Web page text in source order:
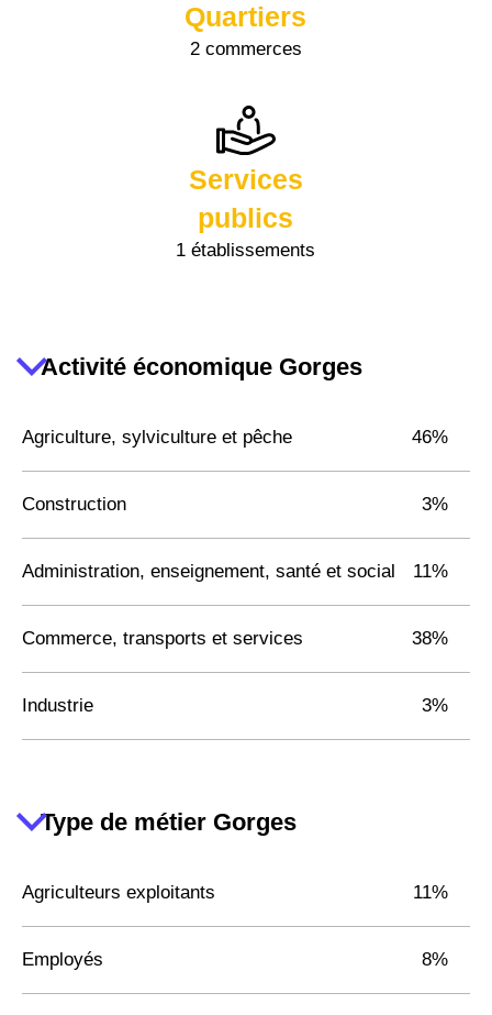
Quartiers
2 commerces
Services
publics
1 établissements
Activité économique Gorges
Agriculture, sylviculture et pêche 46%
Construction 3%
Administration, enseignement, santé et social 11%
Commerce, transports et services 38%
Industrie 3%
Type de métier Gorges
Agriculteurs exploitants 11%
Employés 8%